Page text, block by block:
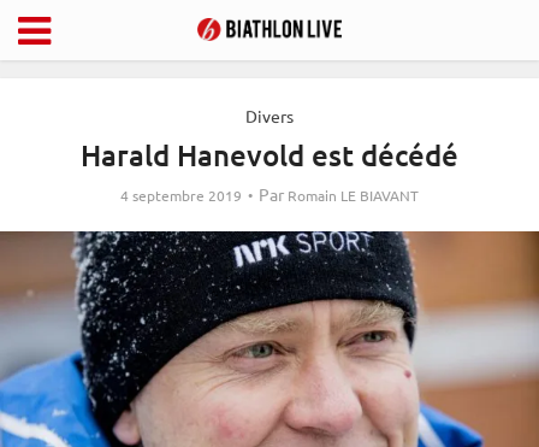
Divers
Harald Hanevold est décédé
4 septembre 2019 Par Romain LE BIAVANT